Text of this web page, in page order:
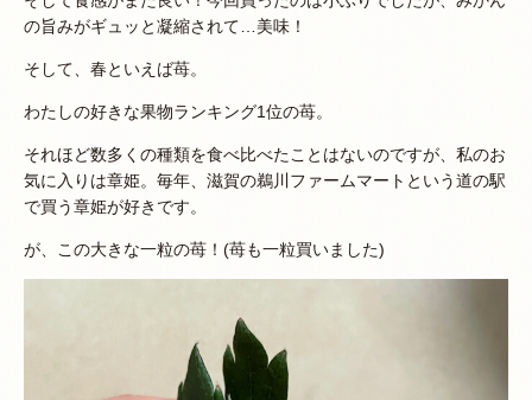
の旨みがギュッと凝縮されて…美味！
そして、春といえば苺。
わたしの好きな果物ランキング1位の苺。
それほど数多くの種類を食べ比べたことはないのですが、私のお
気に入りは章姫。毎年、滋賀の鵜川ファームマートという道の駅
で買う章姫が好きです。
が、この大きな一粒の苺！(苺も一粒買いました)